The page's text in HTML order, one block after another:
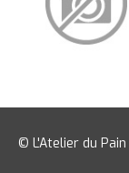
© L'Atelier du